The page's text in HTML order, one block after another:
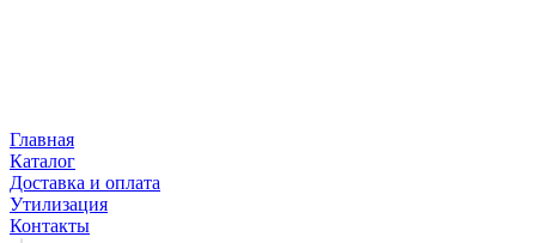
Главная
Каталог
Доставка и оплата
Утилизация
Контакты